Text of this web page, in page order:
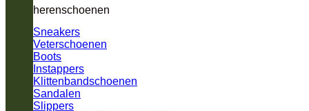
herenschoenen
Sneakers
Veterschoenen
Boots
Instappers
Klittenbandschoenen
Sandalen
Slippers